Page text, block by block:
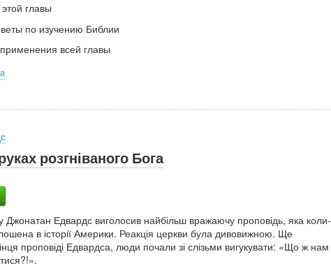
главы
по изучению Библии
всей главы
розгніваного Бога
Джонатан Едвардс виголосив найбільш вражаючу проповідь, яка коли-
в історії Америки. Реакція церкви була дивовижною. Ще
проповіді Едвардса, люди почали зі слізьми вигукувати: «Що ж нам